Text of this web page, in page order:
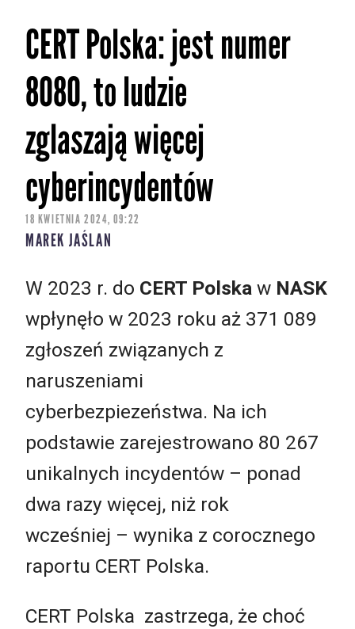
CERT Polska: jest numer
8080, to ludzie
zglaszają więcej
cyberincydentów
18 KWIETNIA 2024, 09:22
MAREK JAŚLAN
W 2023 r. do CERT Polska w NASK
wpłynęło w 2023 roku aż 371 089
zgłoszeń związanych z
naruszeniami
cyberbezpiezeństwa. Na ich
podstawie zarejestrowano 80 267
unikalnych incydentów – ponad
dwa razy więcej, niż rok
wcześniej – wynika z corocznego
raportu CERT Polska.
CERT Polska zastrzega, że choć